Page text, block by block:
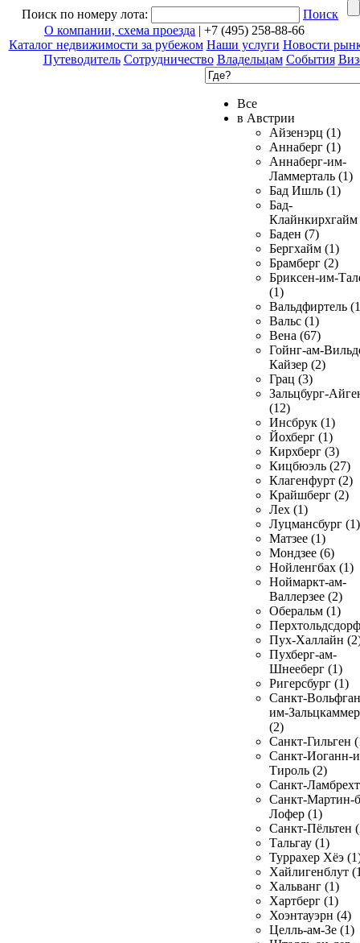
Поиск по номеру лота:
Поиск
О компании, схема проезда | +7 (495) 258-88-66
Каталог недвижимости за рубежом Наши услуги Новости
Путеводитель Сотрудничество Владельцам События
Все
в Австрии
Айзенэрц (1)
Аннаберг (1)
Аннаберг-им-
Ламмерталь (1)
Бад Ишль (1)
Бад-
Клайнкирхгайм
Баден (7)
Бергхайм (1)
Брамберг (2)
Бриксен-им-
(1)
Вальдфиртель
Вальс (1)
Вена (67)
Гойнг-ам-
Кайзер (2)
Грац (3)
Зальцбург-
(12)
Инсбрук (1)
Йохберг (1)
Кирхберг (3)
Кицбюэль (27)
Клагенфурт (2)
Крайшберг (2)
Лех (1)
Луцмансбург (1)
Матзее (1)
Мондзее (6)
Нойленгбах (1)
Ноймаркт-ам-
Валлерзее (2)
Оберальм (1)
Пух-Халлайн
Пухберг-ам-
Шнееберг (1)
Ригерсбург (1)
Санкт-
им-
(2)
Санкт-Гильген
Санкт-Иоганн-
Тироль (2)
Санкт-
Санкт-Мартин-
Лофер (1)
Санкт-Пёльтен
Тальгау (1)
Туррахер Хёэ
Хайлигенблут
Хальванг (1)
Хартберг (1)
Хоэнтауэрн (4)
Целль-ам-Зе (1)